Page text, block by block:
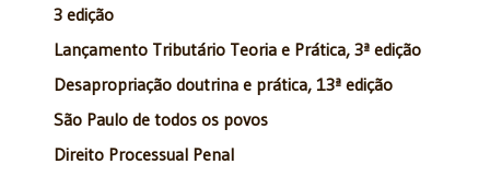
3 edição
Lançamento Tributário Teoria e Prática, 3ª edição
Desapropriação doutrina e prática, 13ª edição
São Paulo de todos os povos
Direito Processual Penal